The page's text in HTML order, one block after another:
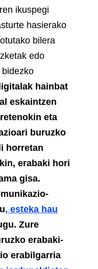
ikuspegi
hasierako
bilera
edo
hainbat
eskaintzen
eta
buruzko
horretan
erabaki hori
gisa.
, esteka hau
Zure
erabaki-
erabilgarria